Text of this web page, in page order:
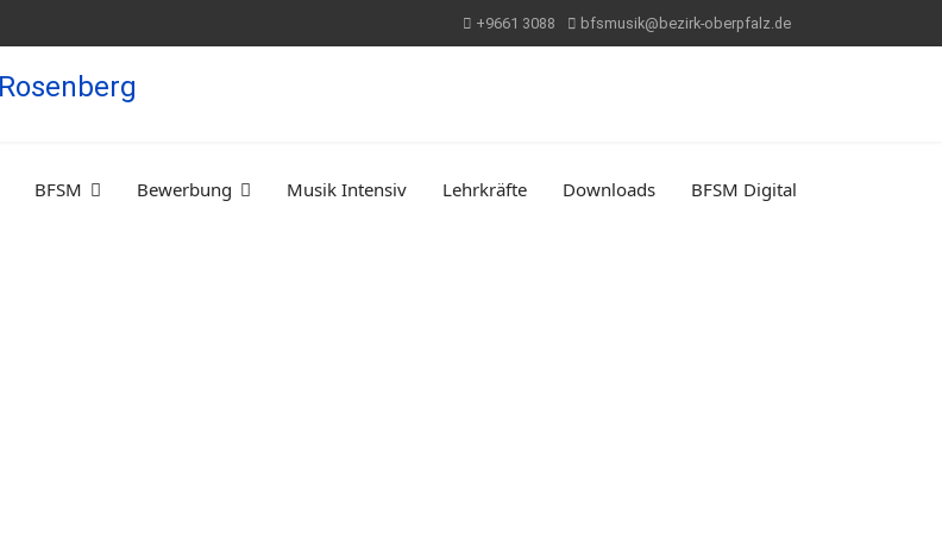
+9661 3088 bfsmusik@bezirk-oberpfalz.de
BFSM Bewerbung Musik Intensiv Lehrkräfte Downloads BFSM Digital